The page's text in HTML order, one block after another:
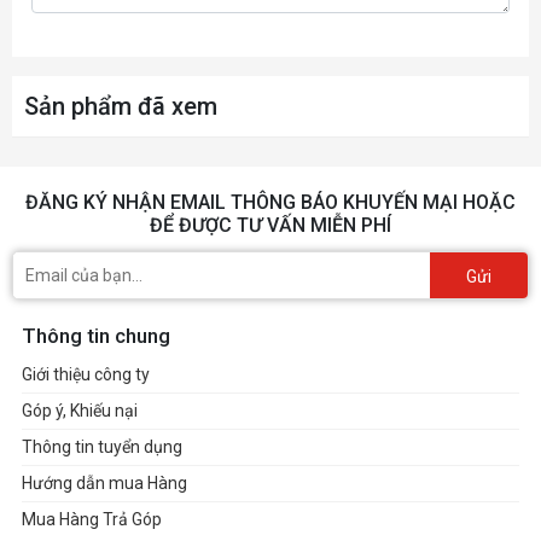
hợp
- 1 x cổng USB4® USB Type-C®, hỗ
3840x2160@144 Hz
- 1 x DisplayPort, hỗ trợ độ phân giải tối
đa là 3840x2160@144 Hz
* Hỗ trợ phiên bản DisplayPort 2.1
(Thông số kỹ thuật đồ họa có thể thay
đổi tùy thuộc vào hỗ trợ CPU.)
Audio
Realtek® Audio CODEC
Âm thanh độ nét cao
2/4/5.1/7.1-kênh
Sản phẩm đã xem
ĐĂNG KÝ NHẬN EMAIL THÔNG BÁO KHUYẾN MẠI HOẶC
ĐỂ ĐƯỢC TƯ VẤN MIỄN PHÍ
Gửi
Thông tin chung
Giới thiệu công ty
Góp ý, Khiếu nại
Thông tin tuyển dụng
Hướng dẫn mua Hàng
Mua Hàng Trả Góp